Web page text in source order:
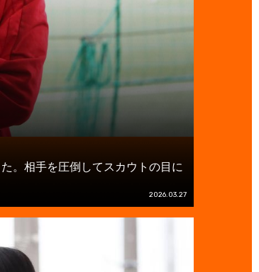
。相手を圧倒してスカウトの目に
2026.03.27